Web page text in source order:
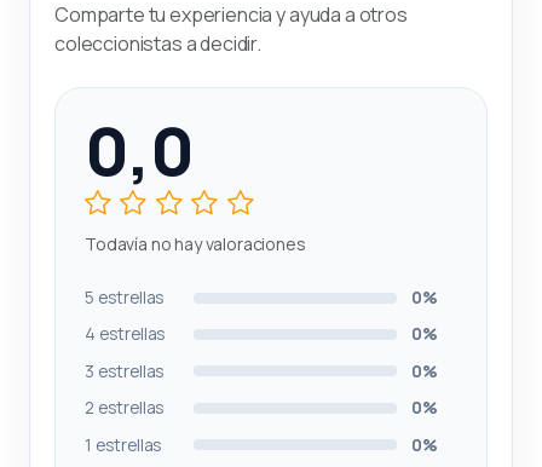
Comparte tu experiencia y ayuda a otros
coleccionistas a decidir.
0,0
Todavía no hay valoraciones
5 estrellas
0%
4 estrellas
0%
3 estrellas
0%
2 estrellas
0%
1 estrellas
0%